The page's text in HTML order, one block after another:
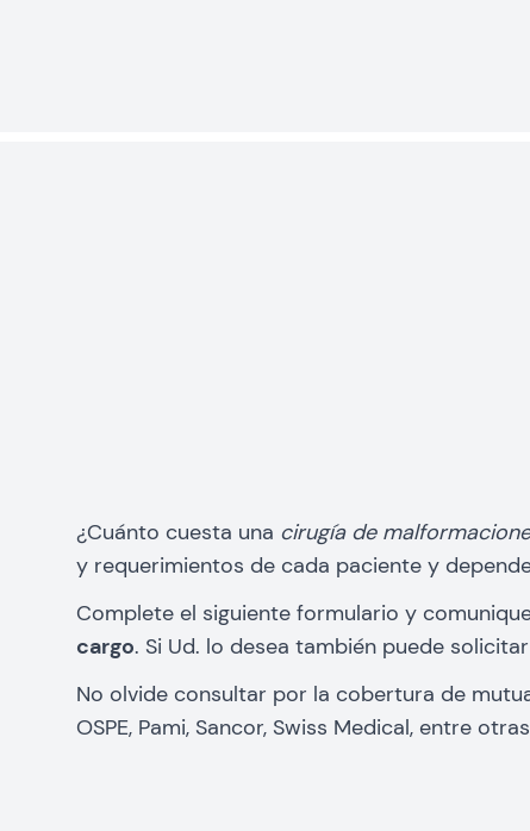
¿Cuánto cuesta una cirugía de
y requerimientos de cada paciente y
Complete el siguiente formulario y
cargo. Si Ud. lo desea también puede
No olvide consultar por la cobertura de
OSPE, Pami, Sancor, Swiss Medical, entre